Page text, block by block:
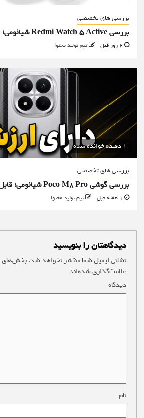
بررسی های تخصصی
بررسی Redmi Watch 5 Active شیائومی؛ اقتصادی پرفروش!
تیم تولید محتوا
1 دقیقه خوانده شده
بررسی های تخصصی
بررسی گوشی Poco M8 Pro شیائومی؛ قابل بررسی!
تیم تولید محتوا
دیدگاهتان را بنویسید
نشانی ایمیل شما منتشر نخواهد شد.بخش‌های
علامت‌گذاری شده‌اند
دیدگاه
نام